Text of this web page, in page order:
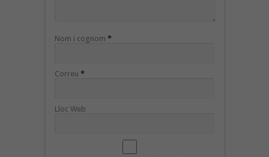
Nom i cognom *
Correu *
Lloc Web